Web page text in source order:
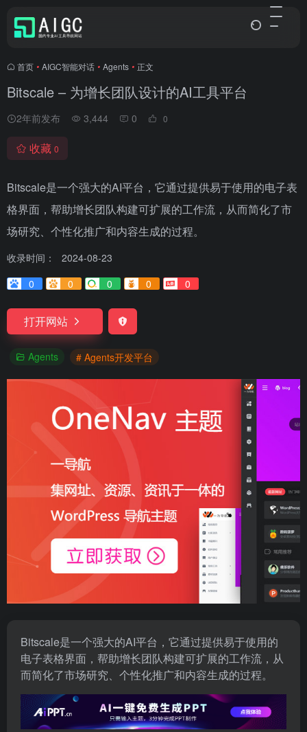
首页 • AIGC智能对话 • Agents • 正文
Bitscale – 为增长团队设计的AI工具平台
2年前发布 3,444 0 0
收藏 0
Bitscale是一个强大的AI平台，它通过提供易于使用的电子表
格界面，帮助增长团队构建可扩展的工作流，从而简化了市
场研究、个性化推广和内容生成的过程。
收录时间：
2024-08-23
0
0 0 0 0
打开网站
Agents # Agents开发平台
Bitscale是一个强大的AI平台，它通过提供易于使用的
电子表格界面，帮助增长团队构建可扩展的工作流，从
而简化了市场研究、个性化推广和内容生成的过程。